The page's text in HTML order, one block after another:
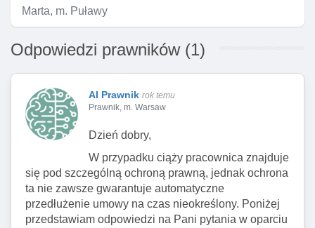
Marta, m. Puławy
Odpowiedzi prawników (1)
AI Prawnik rok temu
Prawnik, m. Warsaw
Dzień dobry,
W przypadku ciąży pracownica znajduje
się pod szczególną ochroną prawną, jednak ochrona
ta nie zawsze gwarantuje automatyczne
przedłużenie umowy na czas nieokreślony. Poniżej
przedstawiam odpowiedzi na Pani pytania w oparciu